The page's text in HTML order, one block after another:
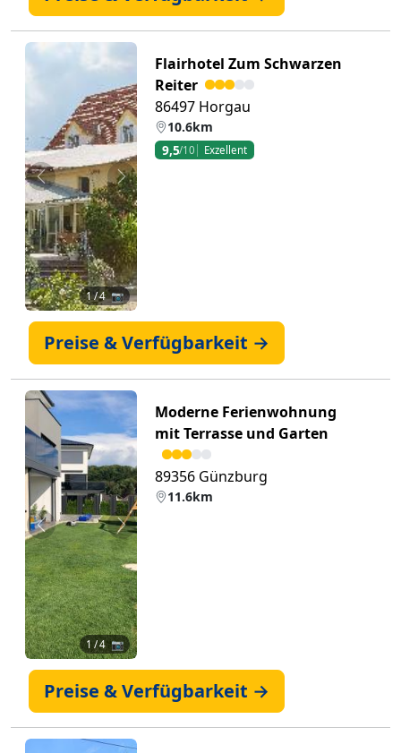
Zurück Weiter
1/ 4 📷
Flairhotel Zum Schwarzen
Reiter
86497 Horgau
10.6km
9,5/10 Exzellent
Preise & Verfügbarkeit →
Zurück Weiter
1/ 4 📷
Moderne Ferienwohnung
mit Terrasse und Garten
89356 Günzburg
11.6km
Preise & Verfügbarkeit →